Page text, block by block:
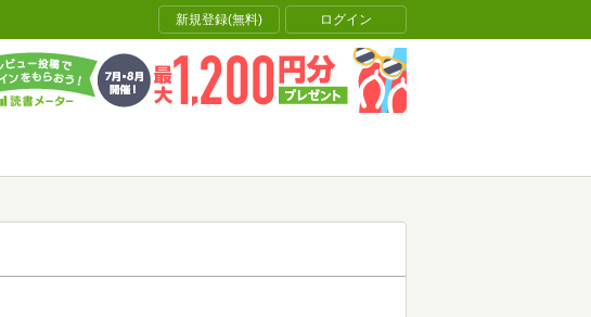
新規登録(無料) ログイン